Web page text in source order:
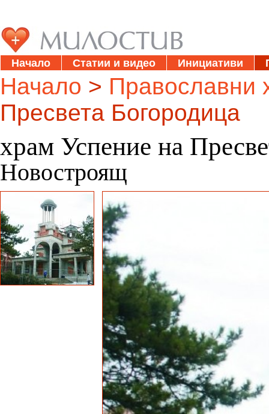
Начало Статии и видео Инициативи
Начало > Православни
Пресвета Богородица
храм Успение на
Новостроящ